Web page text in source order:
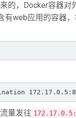
的，Docker容器对
有web应用的容器
量发往